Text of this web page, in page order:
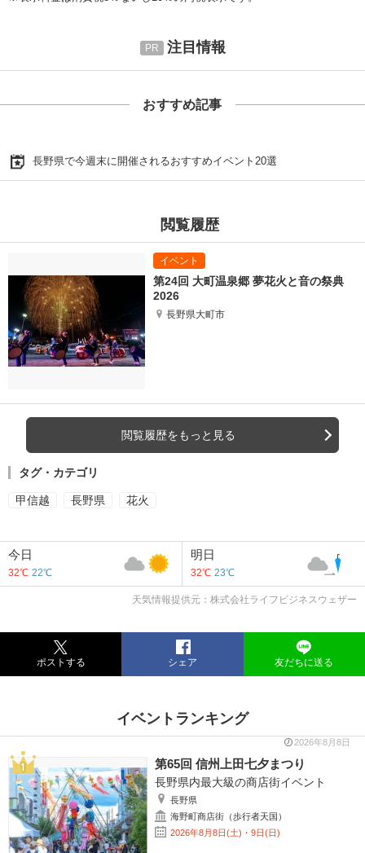
注目情報
おすすめ記事
長野県で今週末に開催されるおすすめイベント20選
閲覧履歴
第24回 大町温泉郷 夢花火と音の祭典
2026
長野県大町市
閲覧履歴をもっと見る
タグ・カテゴリ
甲信越 長野県 花火
今日
32℃ 22℃
明日
32℃ 23℃
天気情報提供元：株式会社ライフビジネスウェザー
ポストする シェア 友だちに送る
イベントランキング
2026年8月8日
第65回 信州上田七夕まつり
長野県内最大級の商店街イベント
長野県
海野町商店街（歩行者天国）
2026年8月8日(土)・9日(日)